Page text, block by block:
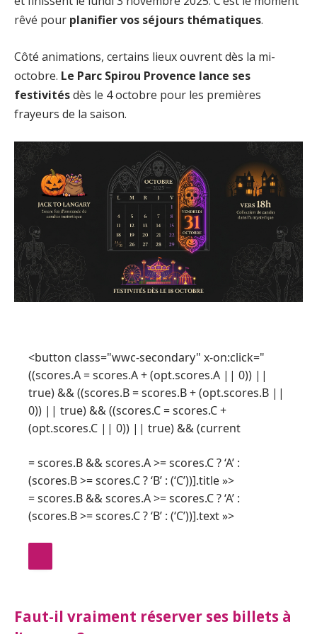
rêvé pour planifier vos séjours thématiques.
Côté animations, certains lieux ouvrent dès la mi-
octobre. Le Parc Spirou Provence lance ses
festivitésdès le 4 octobre pour les premières
frayeurs de la saison.
<button class="wwc-secondary" x-on:click="
((scores.A = scores.A + (opt.scores.A || 0)) ||
true) && ((scores.B = scores.B + (opt.scores.B ||
0)) || true) && ((scores.C = scores.C +
(opt.scores.C || 0)) || true) && (current
= scores.B && scores.A >= scores.C ? ‘A’ :
(scores.B >= scores.C ? ‘B’ : (‘C’))].title »>
= scores.B && scores.A >= scores.C ? ‘A’ :
(scores.B >= scores.C ? ‘B’ : (‘C’))].text »>
Faut-il vraiment réserver ses billets à